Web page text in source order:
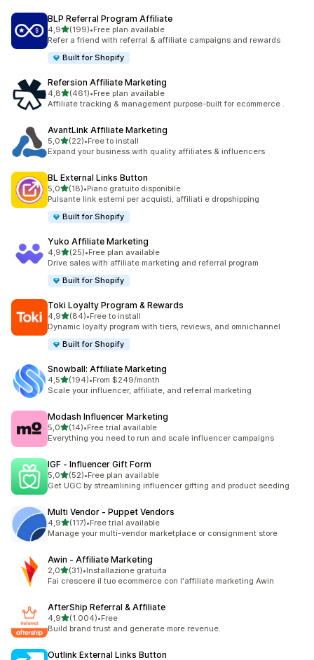
BLP Referral Program Affiliate
4,9stelle su 5
(199)
199 recensioni totali
•Free plan available
Refer a friend with referral & affiliate campaigns and rewards
Built for Shopify
Refersion Affiliate Marketing
4,8stelle su 5
(461)
461 recensioni totali
•Free plan available
Affiliate tracking & management purpose-built for ecommerce .
AvantLink Affiliate Marketing
5,0stelle su 5
(22)
22 recensioni totali
•Free to install
Expand your business with quality affiliates & influencers
BL External Links Button
5,0stelle su 5
(18)
18 recensioni totali
•Piano gratuito disponibile
Pulsante link esterni per acquisti, affiliati e dropshipping
Built for Shopify
Yuko Affiliate Marketing
4,9stelle su 5
(25)
25 recensioni totali
•Free plan available
Drive sales with affiliate marketing and referral program
Built for Shopify
Toki Loyalty Program & Rewards
4,9stelle su 5
(84)
84 recensioni totali
•Free to install
Dynamic loyalty program with tiers, reviews, and omnichannel
Built for Shopify
Snowball: Affiliate Marketing
4,5stelle su 5
(194)
194 recensioni totali
•From $249/month
Scale your influencer, affiliate, and referral marketing
Modash Influencer Marketing
5,0stelle su 5
(14)
14 recensioni totali
•Free trial available
Everything you need to run and scale influencer campaigns
IGF ‑ Influencer Gift Form
5,0stelle su 5
(52)
52 recensioni totali
•Free plan available
Get UGC by streamlining influencer gifting and product seeding
Multi Vendor ‑ Puppet Vendors
4,9stelle su 5
(117)
117 recensioni totali
•Free trial available
Manage your multi-vendor marketplace or consignment store
Awin ‑ Affiliate Marketing
2,0stelle su 5
(31)
31 recensioni totali
•Installazione gratuita
Fai crescere il tuo ecommerce con l'affiliate marketing Awin
AfterShip Referral & Affiliate
4,9stelle su 5
(1.004)
1004 recensioni totali
•Free
Build brand trust and generate more revenue.
Outlink External Links Button